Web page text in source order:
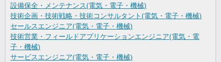
設備保全・メンテナンス(電気・電子・機械)
技術企画・技術戦略・技術コンサルタント(電気・電子・機械)
セールスエンジニア(電気・電子・機械)
技術営業・フィールドアプリケーションエンジニア(電気・電
子・機械)
サービスエンジニア(電気・電子・機械)